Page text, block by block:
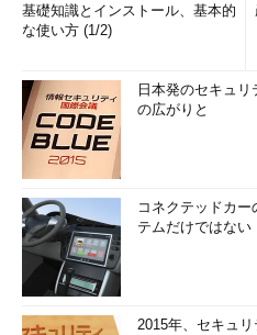
基礎知識とインストール、基本的
な使い方 (1/2)
日本発のセキュ
の広がりと
コネクテッドカ
テムだけではない
2015年、セキュ